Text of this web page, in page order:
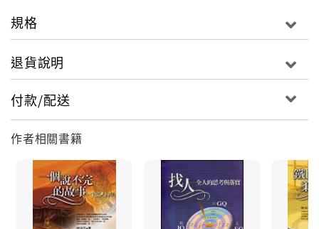
規格
退貨說明
付款/配送
作者相關書籍